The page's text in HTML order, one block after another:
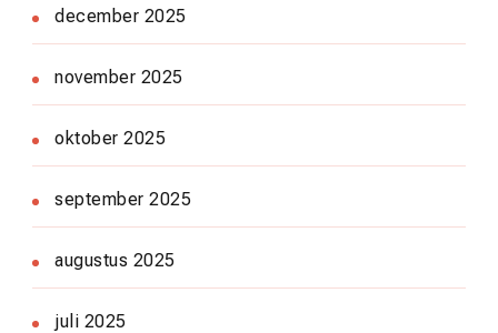
december 2025
november 2025
oktober 2025
september 2025
augustus 2025
juli 2025